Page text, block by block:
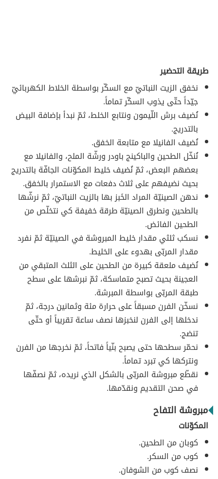
طريقة التحضير
نخفق الزيت النباتيّ مع السكّر بواسطة الخلاط الكهربائيّ
جيّداً حتّى يذوب السكّر تماماً.
نُضيف برش اللّيمون ونتابع الخلط، ثمّ نبدأ بإضافة البيض
بالتدريج.
نُضيف الفانيلا مع متابعة الخفق.
نُنخّل الطحين والباكينج باودر ورشّة الملح، والفانيلا مع
بعضهم البعض، ثمّ نُضيف خليط المكوّنات الجافّة بالتدريج
بحيث نضيفهم على ثلاث دفعات مع الاستمرار بالخفق.
ندهن الصينيّة المراد الخَبز بها بالزيت النباتيّ، ثمّ نرشّها
بالطحين ونطرق الصينيّة طرقة خفيفة كي نتخلّص من
الطحين الفائض.
نسكب ثلثي مقدار خليط المبروشة في الصينيّة ثمّ نفرد
مقدار المربّى بهدوء على الخليط.
نُضيف ملعقة كبيرة من الطحين على الثلث المتبقي من
العجينة بحيث تصبح متماسكة، ثمّ نبرشها على سطح
طبقة المربّى بواسطة المبرشة.
نسخّن الفرن مسبقاً على حرارة مئة وثمانين درجة، ثمّ
ندخلها إلى الفرن لنخبزها نصف ساعة تقريباً أو حتّى
تنضج.
نحمّر سطحها حتى يصبح بنّياً فاتحاً، ثمّ نخرجها من الفرن
ونتركها كي تبرد تماماً.
نقطّع مبروشة المربّى بالشكل الذي نريده، ثمّ نصفّها
في صحن التقديم ونقدّمها.
مبروشة التفاح
المكوّنات
كوبان من الطحين.
كوب من السكر.
نصف كوب من الشوفان.